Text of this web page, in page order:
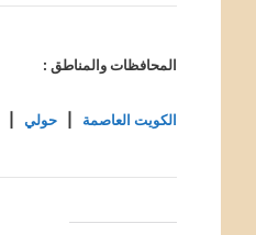
المحافظات والمناطق :
الكويت العاصمة حولي